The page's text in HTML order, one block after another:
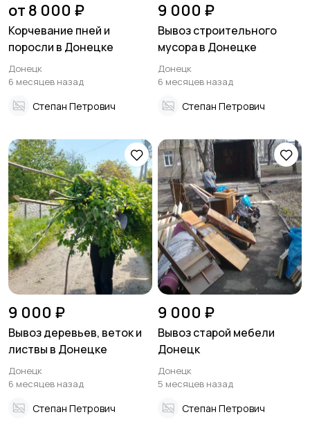
от 8 000 ₽
Корчевание пней и
поросли в Донецке
Донецк
6 месяцев назад
Степан Петрович
9 000 ₽
Вывоз строительного
мусора в Донецке
Донецк
6 месяцев назад
Степан Петрович
9 000 ₽
Вывоз деревьев, веток и
листвы в Донецке
Донецк
6 месяцев назад
Степан Петрович
9 000 ₽
Вывоз старой мебели
Донецк
Донецк
5 месяцев назад
Степан Петрович